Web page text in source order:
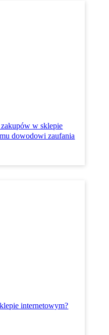
w sklepie
dowodowi zaufania
internetowym?